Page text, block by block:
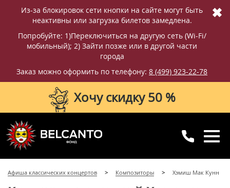
Из-за блокировок сети кнопки на сайте могут быть
неактивны или загрузка билетов замедлена.
Попробуйте: 1)Переключиться на другую сеть (Wi-Fi/
мобильный); 2) Зайти позже или в другой части
города
Заказ можно оформить по телефону: 8 (499) 923-22-78
✖
Хочу скидку 50 %
8 (499) 923-22-78
8 (800) 770-09-71
для регионов
Афиша классических концертов Композиторы Хэмиш Мак Кунн